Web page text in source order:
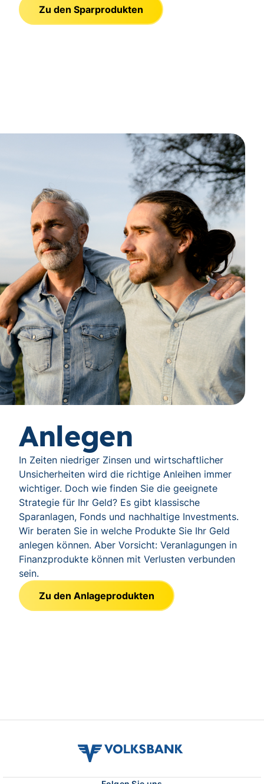
Zu den Sparprodukten
Anlegen
In Zeiten niedriger Zinsen und wirtschaftlicher
Unsicherheiten wird die richtige Anleihen immer
wichtiger. Doch wie finden Sie die geeignete
Strategie für Ihr Geld? Es gibt klassische
Sparanlagen, Fonds und nachhaltige Investments.
Wir beraten Sie in welche Produkte Sie Ihr Geld
anlegen können. Aber Vorsicht: Veranlagungen in
Finanzprodukte können mit Verlusten verbunden
sein.
Zu den Anlageprodukten
volksbank